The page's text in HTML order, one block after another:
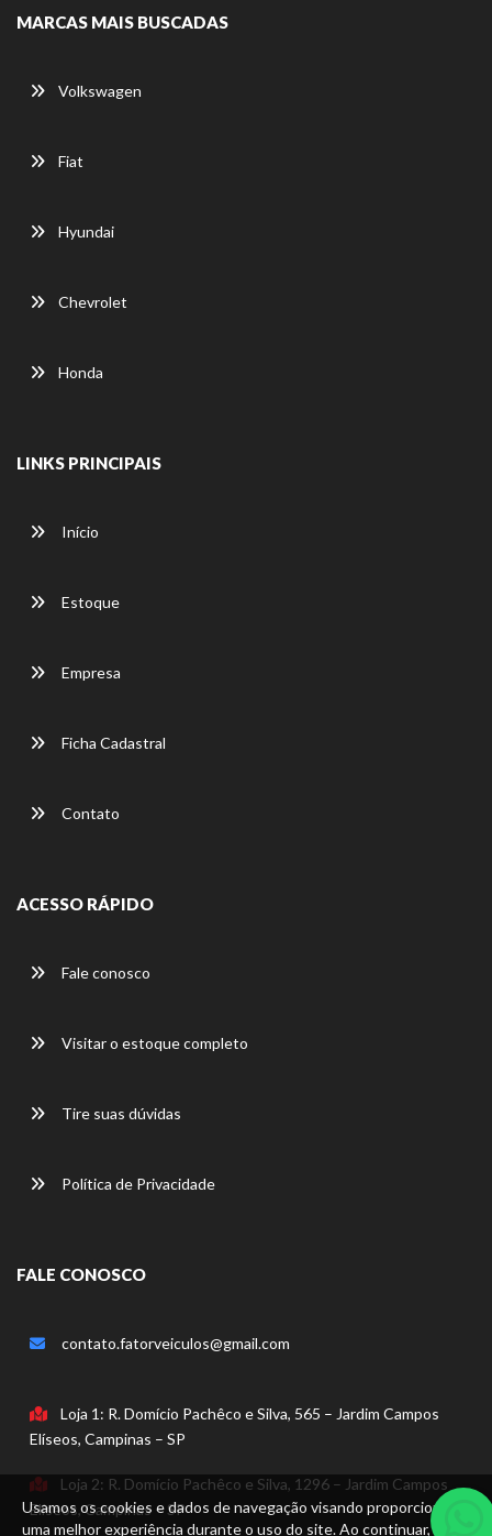
Usamos os cookies e dados de navegação visando proporcionar
uma melhor experiência durante o uso do site. Ao continuar, você
MARCAS MAIS BUSCADAS
Volkswagen
Fiat
Hyundai
Chevrolet
Honda
LINKS PRINCIPAIS
Início
Estoque
Empresa
Ficha Cadastral
Contato
ACESSO RÁPIDO
Fale conosco
Visitar o estoque completo
Tire suas dúvidas
Política de Privacidade
FALE CONOSCO
contato.fatorveiculos@gmail.com
Loja 1: R. Domício Pachêco e Silva, 565 – Jardim Campos
Elíseos, Campinas – SP
Loja 2: R. Domício Pachêco e Silva, 1296 – Jardim Campos
Elíseos, Campinas – SP